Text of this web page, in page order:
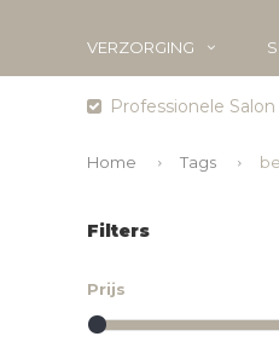
VERZORGING
Professionele
Home Tags
Filters
Prijs